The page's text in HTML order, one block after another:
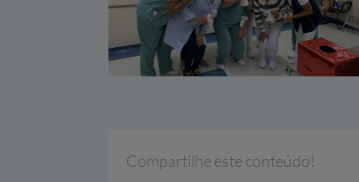
Compartilhe este conteúdo!